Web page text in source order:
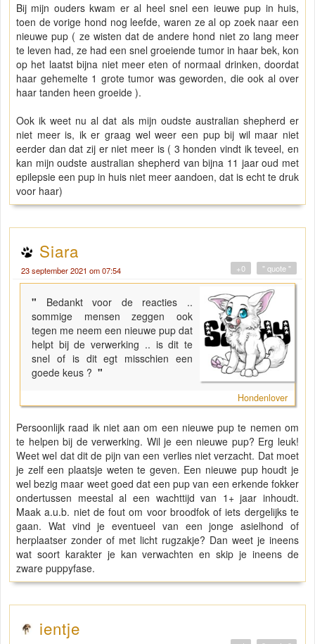
Bij mijn ouders kwam er al heel snel een ieuwe pup in huis,
toen de vorige hond nog leefde, waren ze al op zoek naar een
nieuwe pup ( ze wisten dat de andere hond niet zo lang meer
te leven had, ze had een snel groeiende tumor in haar bek, kon
op het laatst bijna niet meer eten of normaal drinken, doordat
haar gehemelte 1 grote tumor was geworden, die ook al over
haar tanden heen groeide ).
Ook ik weet nu al dat als mijn oudste australian shepherd er
niet meer is, ik er graag wel weer een pup bij wil maar niet
eerder dan dat zij er niet meer is ( 3 honden vindt ik teveel, en
kan mijn oudste australian shepherd van bijna 11 jaar oud met
epilepsie een pup in huis niet meer aandoen, dat is echt te druk
voor haar)
Siara
23 september 2021 om 07:54 " quote "
+0
" Bedankt voor de reacties ..
sommige mensen zeggen ook
tegen me neem een nieuwe pup dat
helpt bij de verwerking .. is dit te
snel of is dit egt misschien een
goede keus ? "
Hondenlover
Persoonlijk raad ik niet aan om een nieuwe pup te nemen om
te helpen bij de verwerking. Wil je een nieuwe pup? Erg leuk!
Weet wel dat dit de pijn van een verlies niet verzacht. Dat moet
je zelf een plaatsje weten te geven. Een nieuwe pup houdt je
wel bezig maar weet goed dat een pup van een erkende fokker
ondertussen meestal al een wachttijd van 1+ jaar inhoudt.
Maak a.u.b. niet de fout om voor broodfok of iets dergelijks te
gaan. Wat vind je eventueel van een jonge asielhond of
herplaatser zonder of met licht rugzakje? Dan weet je ineens
wat soort karakter je kan verwachten en skip je ineens de
zware puppyfase.
ientje